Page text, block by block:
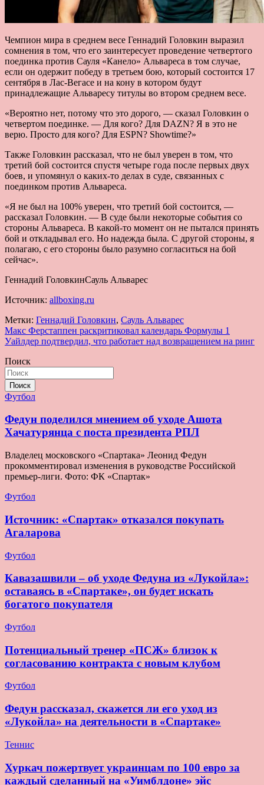
Чемпион мира в среднем весе Геннадий Головкин выразил
сомнения в том, что его заинтересует проведение четвертого
поединка против Сауля «Канело» Альвареса в том случае,
если он одержит победу в третьем бою, который состоится 17
сентября в Лас-Вегасе и на кону в котором будут
принадлежащие Альваресу титулы во втором среднем весе.
«Вероятно нет, потому что это дорого, — сказал Головкин о
четвертом поединке. — Для кого? Для DAZN? Я в это не
верю. Просто для кого? Для ESPN? Showtime?»
Также Головкин рассказал, что не был уверен в том, что
третий бой состоится спустя четыре года после первых двух
боев, и упомянул о каких-то делах в суде, связанных с
поединком против Альвареса.
«Я не был на 100% уверен, что третий бой состоится, —
рассказал Головкин. — В суде были некоторые события со
стороны Альвареса. В какой-то момент он не пытался принять
бой и откладывал его. Но надежда была. С другой стороны, я
полагаю, с его стороны было разумно согласиться на бой
сейчас».
Геннадий ГоловкинСауль Альварес
Источник: allboxing.ru
Метки: Геннадий Головкин, Сауль Альварес
Навигация
по
записям
Макс Ферстаппен раскритиковал календарь Формулы 1
Уайлдер подтвердил, что работает над возвращением на ринг
Поиск
Поиск
Футбол
Федун поделился мнением об уходе Ашота
Хачатурянца с поста президента РПЛ
Владелец московского «Спартака» Леонид Федун
прокомментировал изменения в руководстве Российской
премьер-лиги. Фото: ФК «Спартак»
Футбол
Источник: «Спартак» отказался покупать
Агаларова
Футбол
Кавазашвили – об уходе Федуна из «Лукойла»:
оставаясь в «Спартаке», он будет искать
богатого покупателя
Футбол
Потенциальный тренер «ПСЖ» близок к
согласованию контракта с новым клубом
Футбол
Федун рассказал, скажется ли его уход из
«Лукойла» на деятельности в «Спартаке»
Теннис
Хуркач пожертвует украинцам по 100 евро за
каждый сделанный на «Уимблдоне» эйс